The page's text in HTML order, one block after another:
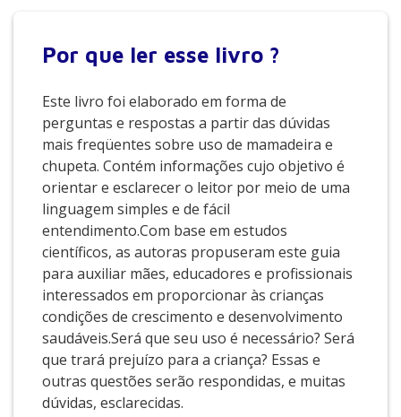
Por que ler esse livro ?
Este livro foi elaborado em forma de
perguntas e respostas a partir das dúvidas
mais freqüentes sobre uso de mamadeira e
chupeta. Contém informações cujo objetivo é
orientar e esclarecer o leitor por meio de uma
linguagem simples e de fácil
entendimento.Com base em estudos
científicos, as autoras propuseram este guia
para auxiliar mães, educadores e profissionais
interessados em proporcionar às crianças
condições de crescimento e desenvolvimento
saudáveis.Será que seu uso é necessário? Será
que trará prejuízo para a criança? Essas e
outras questões serão respondidas, e muitas
dúvidas, esclarecidas.